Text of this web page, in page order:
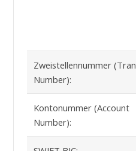
Zweistellennummer
Number):
Kontonummer (Account
Number):